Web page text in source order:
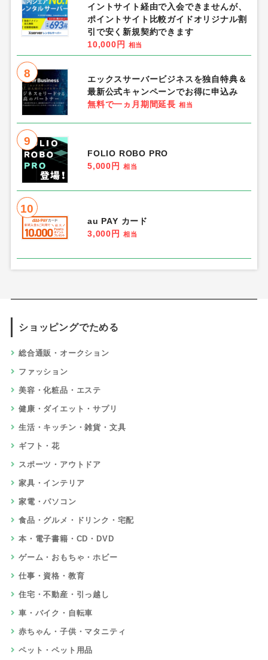
イントサイト経由で入会できませんが、
ポイントサイト比較ガイドオリジナル割
引で安く新規契約できます
10,000円
相当
8
エックスサーバービジネスを独自特典＆
最新公式キャンペーンでお得に申込み
無料で一ヵ月期間延長 相当
9
FOLIO ROBO PRO
5,000円
相当
10
au PAY カード
3,000円
相当
ショッピングでためる
総合通販・オークション
ファッション
美容・化粧品・エステ
健康・ダイエット・サプリ
生活・キッチン・雑貨・文具
ギフト・花
スポーツ・アウトドア
家具・インテリア
家電・パソコン
食品・グルメ・ドリンク・宅配
本・電子書籍・CD・DVD
ゲーム・おもちゃ・ホビー
仕事・資格・教育
住宅・不動産・引っ越し
車・バイク・自転車
赤ちゃん・子供・マタニティ
ペット・ペット用品